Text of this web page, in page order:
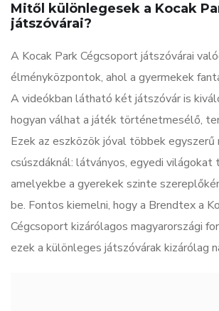
Mitől különlegesek a Kocak
játszóvárai?
A Kocak Park Cégcsoport játszóvárai
élményközpontok, ahol a gyermekek
A videókban látható két játszóvár is
hogyan válhat a játék történetmesélő,
Ezek az eszközök jóval többek egyszerű
csúszdáknál: látványos, egyedi világokat
amelyekbe a gyerekek szinte
be. Fontos kiemelni, hogy a Brendtex a
Cégcsoport kizárólagos magyarországi
ezek a különleges játszóvárak kizárólag